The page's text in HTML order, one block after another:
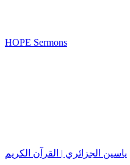
HOPE Sermons
ياسين الجزائري | القرآن الكريم